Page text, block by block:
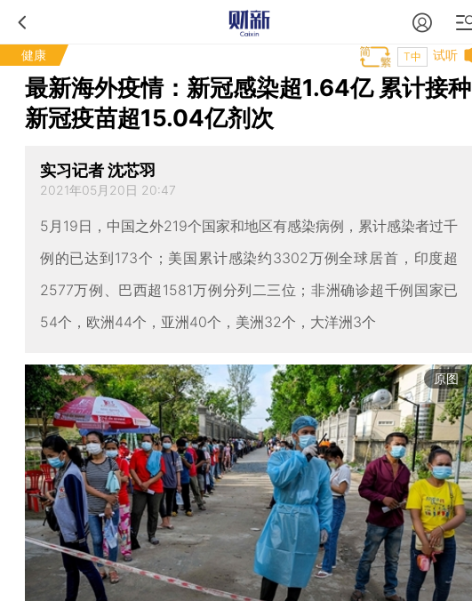
健康 试听
T中
最新海外疫情：新冠感染超1.64亿 累计接种
新冠疫苗超15.04亿剂次
实习记者 沈芯羽
2021年05月20日 20:47
5月19日，中国之外219个国家和地区有感染病例，累计感染者过千
例的已达到173个；美国累计感染约3302万例全球居首，印度超
2577万例、巴西超1581万例分列二三位；非洲确诊超千例国家已
54个，欧洲44个，亚洲40个，美洲32个，大洋洲3个
原图